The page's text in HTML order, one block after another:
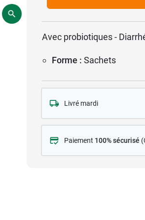
Avec probiotiques -
Forme : Sachets
Livré mardi
Paiement 100% sécurisé